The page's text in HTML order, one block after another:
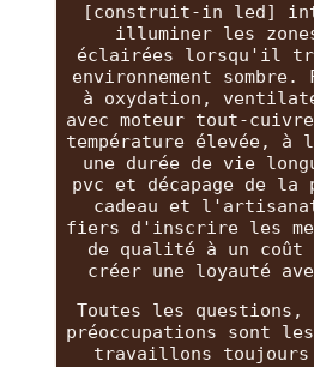
[construit-in led]
illuminer les
éclairées lorsqu'il
environnement
à oxydation,
avec moteur tout-
température élevée, à
une durée de vie
pvc et décapage de
cadeau et l'artisanat.
fiers d'inscrire les
de qualité à un coût
créer une loyauté
Toutes les questions,
préoccupations sont
travaillons toujours